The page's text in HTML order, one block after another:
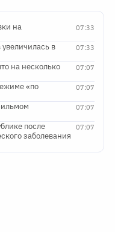
07:33
на
07:33
в
07:07
на несколько
07:07
«по
07:07
07:07
после
заболевания